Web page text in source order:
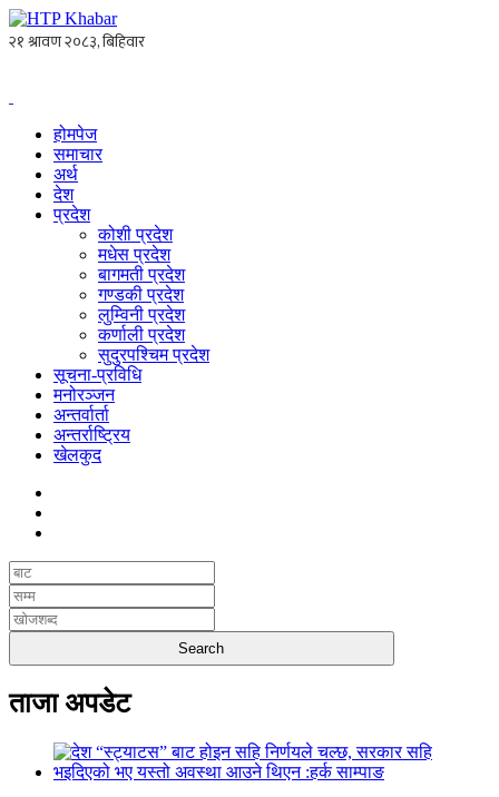
होमपेज
समाचार
अर्थ
देश
प्रदेश
कोशी प्रदेश
मधेस प्रदेश
बागमती प्रदेश
गण्डकी प्रदेश
लुम्विनी प्रदेश
कर्णाली प्रदेश
सुदुरपश्चिम प्रदेश
सूचना-प्रविधि
मनोरञ्जन
अन्तर्वार्ता
अन्तर्राष्ट्रिय
खेलकुद
ताजा अपडेट